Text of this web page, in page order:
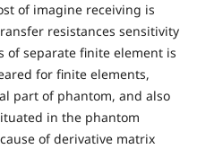
of imagine receiving is
resistances sensitivity
of separate finite element is
for finite elements,
part of phantom, and also
in the phantom
of derivative matrix